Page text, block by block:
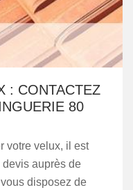
: CONTACTEZ
80
votre velux, il est
auprès de
disposez de